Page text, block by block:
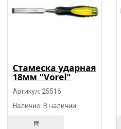
Стамеска ударная
18мм "Vorel"
Артикул: 25516
Наличие: В наличии